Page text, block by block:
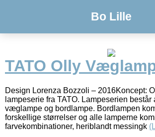
Bo Lille
TATO Olly
Design Lorenza Bozzoli – 2016Koncept:
lampeserie fra TATO. Lampeserien består
væglampe og bordlampe. Bordlampen
forskellige størrelser og alle lamperne
farvekombinationer, heriblandt messingk